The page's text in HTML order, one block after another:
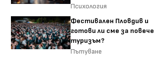
Психология
Фестивален Пловдив и
готови ли сме за повече
туризъм?
Пътуване